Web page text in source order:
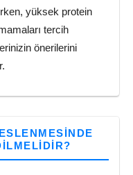
yüksek protein
tercih
önerilerini